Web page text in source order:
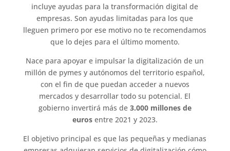
incluye ayudas para la transformación digital de
empresas. Son ayudas limitadas para los que
lleguen primero por ese motivo no te recomendamos
que lo dejes para el último momento.
Nace para apoyar e impulsar la digitalización de un
millón de pymes y autónomos del territorio español,
con el fin de que puedan acceder a nuevos
mercados y desarrollar todo su potencial. El
gobierno invertirá más de 3.000 millones de
euros entre 2021 y 2023.
El objetivo principal es que las pequeñas y medianas